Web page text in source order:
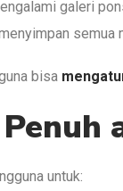
galeri
bisa
untuk: